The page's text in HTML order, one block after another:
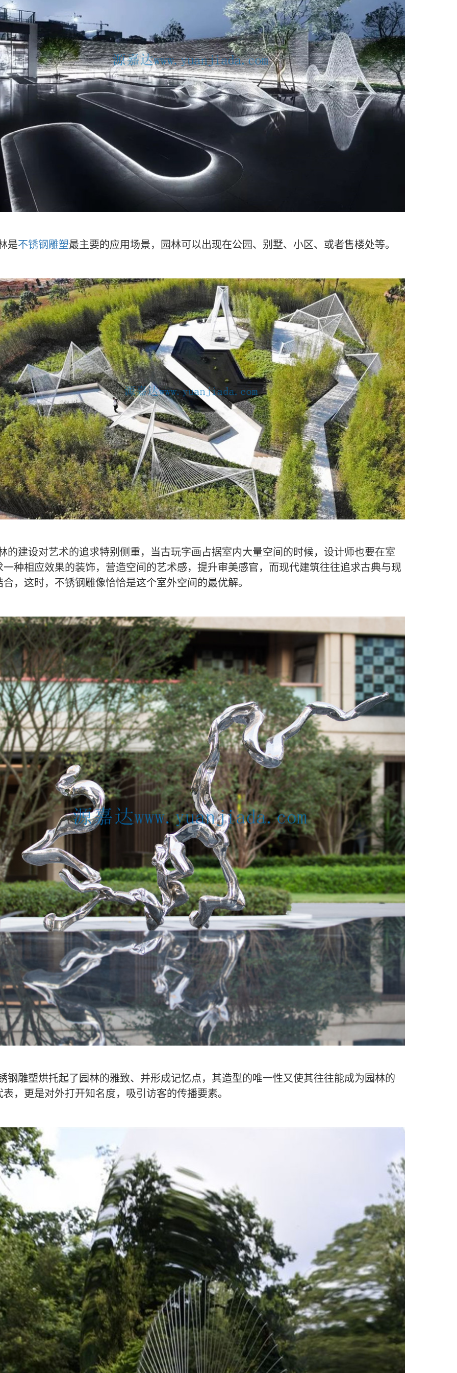
是不锈钢雕塑最主要的应用场景，园林可以出现在公园、别墅、小区、或者售楼处等。
的建设对艺术的追求特别侧重，当古玩字画占据室内大量空间的时候，设计师也要在室
一种相应效果的装饰，营造空间的艺术感，提升审美感官，而现代建筑往往追求古典与现
合，这时，不锈钢雕像恰恰是这个室外空间的最优解。
钢雕塑烘托起了园林的雅致、并形成记忆点，其造型的唯一性又使其往往能成为园林的
表，更是对外打开知名度，吸引访客的传播要素。